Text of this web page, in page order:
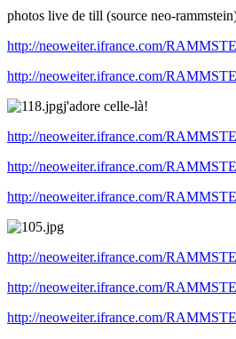
photos live de till (source neo-
http://neoweiter.ifrance.com/
http://neoweiter.ifrance.com/
j'adore celle-là!
http://neoweiter.ifrance.com/
http://neoweiter.ifrance.com/
http://neoweiter.ifrance.com/
http://neoweiter.ifrance.com/
http://neoweiter.ifrance.com/
http://neoweiter.ifrance.com/